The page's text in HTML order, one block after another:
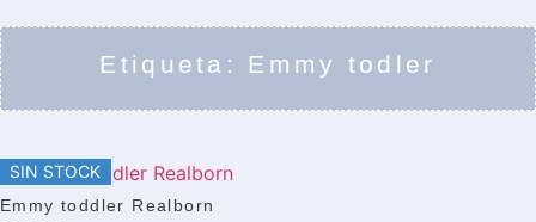
Etiqueta: Emmy todler
SIN STOCK
Emmy toddler Realborn